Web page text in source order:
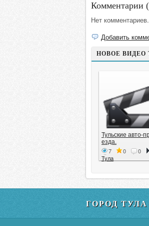
Комментарии (
Нет
Добавить
НОВОЕ ВИДЕО
Тульские авто-
езда.
7 0 0
Тула
ГОРОД ТУЛА